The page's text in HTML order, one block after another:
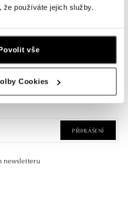
používáte jejich služby.
vše
Cookies
newsletteru
novinky a exkluzivní produkty.
PŘIHLÁŠENÍ
newsletteru